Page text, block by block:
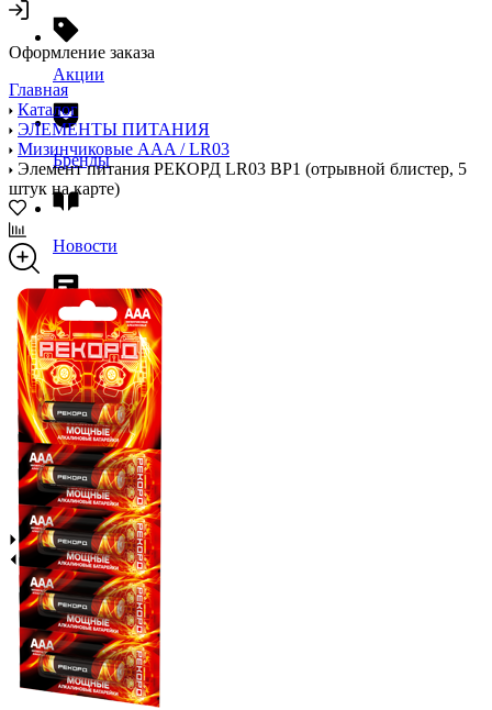
Акции
Бренды
Новости
Блог
Помощь
Контакты
Оформление заказа
Главная
Каталог
ЭЛЕМЕНТЫ ПИТАНИЯ
Мизинчиковые AAA / LR03
Элемент питания РЕКОРД LR03 BP1 (отрывной блистер, 5
штук на карте)